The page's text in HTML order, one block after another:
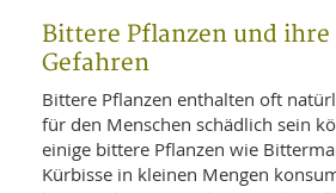
Bittere Pflanzen und
Gefahren
Bittere Pflanzen enthalten oft
für den Menschen schädlich sein
einige bittere Pflanzen wie
Kürbisse in kleinen Mengen